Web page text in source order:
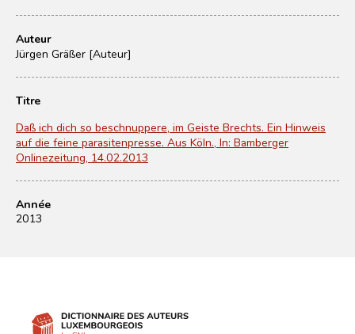
Auteur
Jürgen Gräßer [Auteur]
Titre
Daß ich dich so beschnuppere, im Geiste Brechts. Ein Hinweis
auf die feine parasitenpresse. Aus Köln., In: Bamberger
Onlinezeitung, 14.02.2013
Année
2013